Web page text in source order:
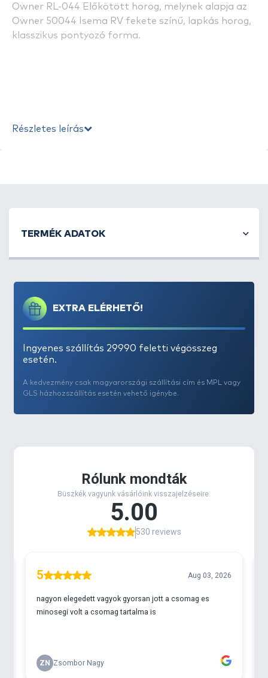
Owner RL-044 Előkötött horog, melynek alapja az
Owner 50044 Isema RV fekete színű, lapkás horog,
klasszikus pontyozó forma.
Részletes leírás
EXTRA ELÉRHETŐ!
Ingyenes szállítás 29990 feletti végösszeg
esetén.
A kedvezmény csak magyarországi szállítási cím és MPL vagy
GLS házhozszállítás esetén vehető igénybe.
TERMÉK ADATOK